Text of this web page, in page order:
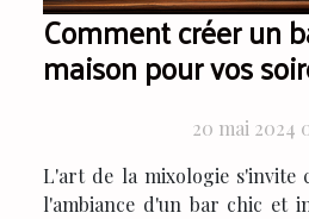
Comment créer un
maison pour vos
et conseils
20 mai 2024
L'art de la mixologie s'invite
l'ambiance d'un bar chic et